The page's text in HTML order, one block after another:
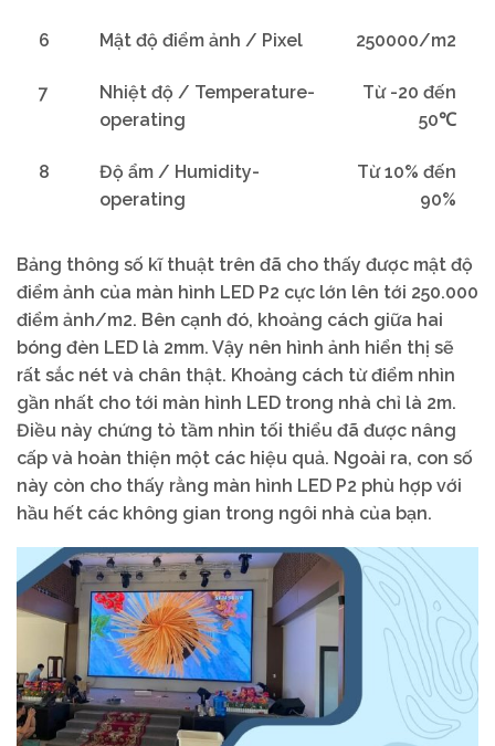
6 Mật độ điểm ảnh / Pixel 250000/m2
7
Nhiệt độ / Temperature-
operating
Từ -20 đến
50℃
8
Độ ẩm / Humidity-
operating
Từ 10% đến
90%
Bảng thông số kĩ thuật trên đã cho thấy được mật độ
điểm ảnh của màn hình LED P2 cực lớn lên tới 250.000
điểm ảnh/m2. Bên cạnh đó, khoảng cách giữa hai
bóng đèn LED là 2mm. Vậy nên hình ảnh hiển thị sẽ
rất sắc nét và chân thật. Khoảng cách từ điểm nhìn
gần nhất cho tới màn hình LED trong nhà chỉ là 2m.
Điều này chứng tỏ tầm nhìn tối thiểu đã được nâng
cấp và hoàn thiện một các hiệu quả. Ngoài ra, con số
này còn cho thấy rằng màn hình LED P2 phù hợp với
hầu hết các không gian trong ngôi nhà của bạn.